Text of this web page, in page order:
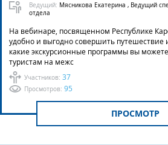
Участников: 37
Просмотров: 95
Ведущий: Мясникова Екатерина , Ведущий
отдела
На вебинаре, посвященном Республике
удобно и выгодно совершить путешествие
какие экскурсионные программы вы
туристам на межс
ПРОСМОТР